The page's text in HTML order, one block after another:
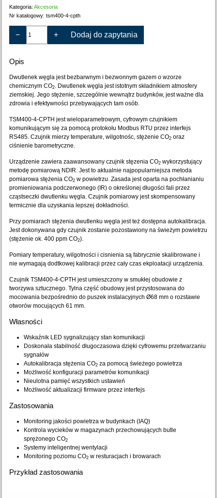
Kategoria:Akcesoria
Nr katalogowy:tsm400-4-cpth
− + Dodaj do zapytania
Opis
Dwutlenek węgla jest bezbarwnym i bezwonnym gazem o wzorze
chemicznym CO2. Dwutlenek węgla jest istotnym składnikiem atmosfery
ziemskiej. Jego stężenie, szczególnie wewnątrz budynków, jest ważne dla
zdrowia i efektywności przebywających tam osób.
TSM400-4-CPTH jest wieloparametrowym, cyfrowym czujnikiem
komunikującym się za pomocą protokołu Modbus RTU przez interfejs
RS485. Czujnik mierzy temperature, wilgotnośc, stężenie CO2 oraz
ciśnienie barometryczne.
Urządzenie zawiera zaawansowany czujnik stęzenia CO2 wykorzystujący
metodę pomiarową NDIR. Jest to aktualnie najpopularniejsza metoda
pomiarowa stężenia CO2 w powietrzu. Zasada jest oparta na pochłanianiu
promieniowania podczerwonego (IR) o określonej długości fali przez
cząstseczki dwutlenku węgla. Czujnik pomiarowy jest skompensowany
termicznie dla uzyskania lepszej dokładności.
Przy pomiarach stężenia dwutlenku węgla jest też dostępna autokalibracja.
Jest dokonywana gdy czujnik zostanie pozostawiony na świeżym powietrzu
(stężenie ok. 400 ppm CO2).
Pomiary temperatury, wilgotności i cisnienia są fabrycznie skalibrowane i
nie wymagają dodtkowej kalibracji przez cały czas ekploatacji urządzenia.
Czujnik TSM400-4-CPTH jest umieszczony w smukłej obudowie z
tworzywa sztucznego. Tylna część obudowy jest przystosowana do
mocowania bezpośrednio do puszek instalacyjnych Ø68 mm o rozstawie
otworów mocujących 61 mm.
Własności
Wskaźnik LED sygnalizujący stan komunikacji
Doskonała stabilność długoczasowa dzięki cyfrowemu przetwarzaniu
sygnałów
Autokalibracja stężenia CO2 za pomocą świeżego powietrza
Możliwość konfiguracji parametrów komunikacji
Nieulotna pamięć wszystkich ustawień
Możliwość aktualizacji firmware przez interfejs
Zastosowania
Monitoring jakości powietrza w budynkach (IAQ)
Kontrola wycieków w magazynach przechowujących butle
sprężonego CO2
Systemy inteligentnej wentylacji
Monitoring poziomu CO2 w resturacjach i browarach
Przykład zastosowania